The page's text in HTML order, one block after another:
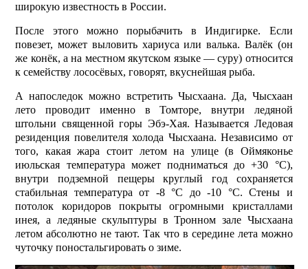
широкую известность в России.
После этого можно порыбачить в Индигирке. Если
повезет, может выловить хариуса или валька. Валёк (он
же конёк, а на местном якутском языке — суру) относится
к семейству лососёвых, говорят, вкуснейшая рыба.
А напоследок можно встретить Чысхаана. Да, Чысхаан
лето проводит именно в Томторе, внутри ледяной
штольни священной горы Эбэ-Хая. Называется Ледовая
резиденция повелителя холода Чысхаана. Независимо от
того, какая жара стоит летом на улице (в Оймяконье
июльская температура может подниматься до +30 °C),
внутри подземной пещеры круглый год сохраняется
стабильная температура от -8 °С до -10 °С. Стены и
потолок коридоров покрыты огромными кристаллами
инея, а ледяные скульптуры в Тронном зале Чысхаана
летом абсолютно не тают. Так что в середине лета можно
чуточку поностальгировать о зиме.